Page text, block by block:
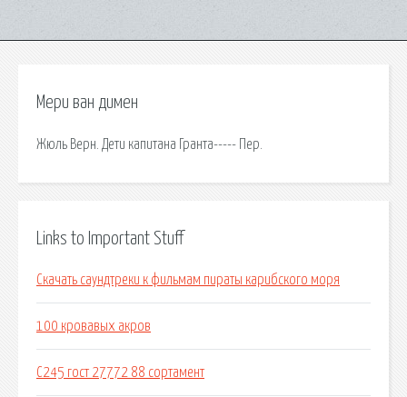
Мери ван димен
Жюль Верн. Дети капитана Гранта----- Пер.
Links to Important Stuff
Скачать саундтреки к фильмам пираты карибского моря
100 кровавых акров
С245 гост 27772 88 сортамент